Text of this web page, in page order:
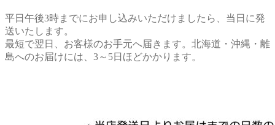
平日午後3時までにお申し込みいただけましたら、当日に発
送いたします。
最短で翌日、お客様のお手元へ届きます。北海道・沖縄・離
島へのお届けには、3～5日ほどかかります。